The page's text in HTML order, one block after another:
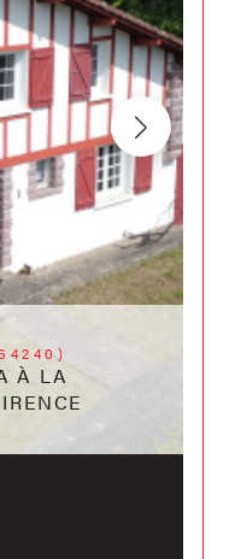
À LA